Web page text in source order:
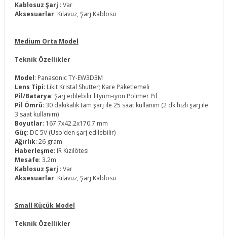
Kablosuz Şarj : Var
Aksesuarlar: Kılavuz, Şarj Kablosu
Medium Orta Model
Teknik Özellikler
Model: Panasonic TY-EW3D3M
Lens Tipi: Likit Kristal Shutter; Kare Paketlemeli
Pil/Batarya: Şarj edilebilir lityum-iyon Polimer Pil
Pil Ömrü: 30 dakikalık tam şarj ile 25 saat kullanım (2 dk hızlı şarj ile
3 saat kullanım)
Boyutlar: 167.7x42.2x170.7 mm
Güç: DC 5V (Usb'den şarj edilebilir)
Ağırlık: 26 gram
Haberleşme: IR Kızılötesi
Mesafe: 3.2m
Kablosuz Şarj : Var
Aksesuarlar: Kılavuz, Şarj Kablosu
Small Küçük Model
Teknik Özellikler